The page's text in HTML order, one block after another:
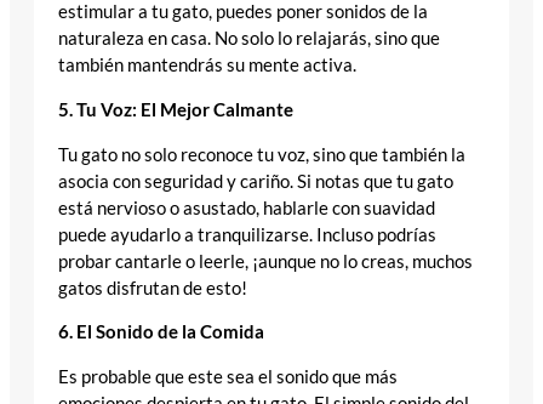
estimular a tu gato, puedes poner sonidos de la
naturaleza en casa. No solo lo relajarás, sino que
también mantendrás su mente activa.
5. Tu Voz: El Mejor Calmante
Tu gato no solo reconoce tu voz, sino que también la
asocia con seguridad y cariño. Si notas que tu gato
está nervioso o asustado, hablarle con suavidad
puede ayudarlo a tranquilizarse. Incluso podrías
probar cantarle o leerle, ¡aunque no lo creas, muchos
gatos disfrutan de esto!
6. El Sonido de la Comida
Es probable que este sea el sonido que más